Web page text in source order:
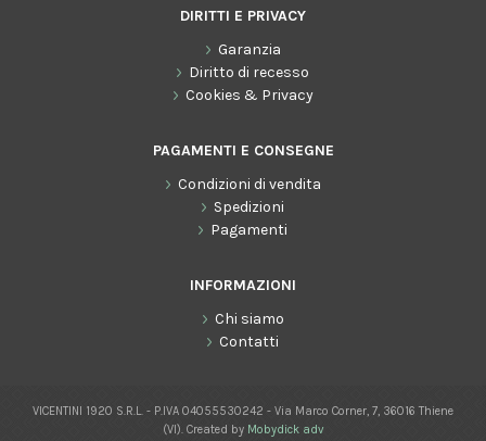
DIRITTI E PRIVACY
Garanzia
Diritto di recesso
Cookies & Privacy
PAGAMENTI E CONSEGNE
Condizioni di vendita
Spedizioni
Pagamenti
INFORMAZIONI
Chi siamo
Contatti
VICENTINI 1920 S.R.L. - P.IVA 04055530242 - Via Marco Corner, 7, 36016 Thiene
(VI). Created by Mobydick adv